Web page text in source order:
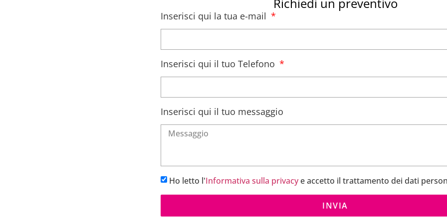
Richiedi un preventivo
Inserisci qui la tua e-mail
Inserisci qui il tuo Telefono
Inserisci qui il tuo messaggio
Ho letto l'Informativa sulla privacye accetto il trattamento dei dati
INVIA